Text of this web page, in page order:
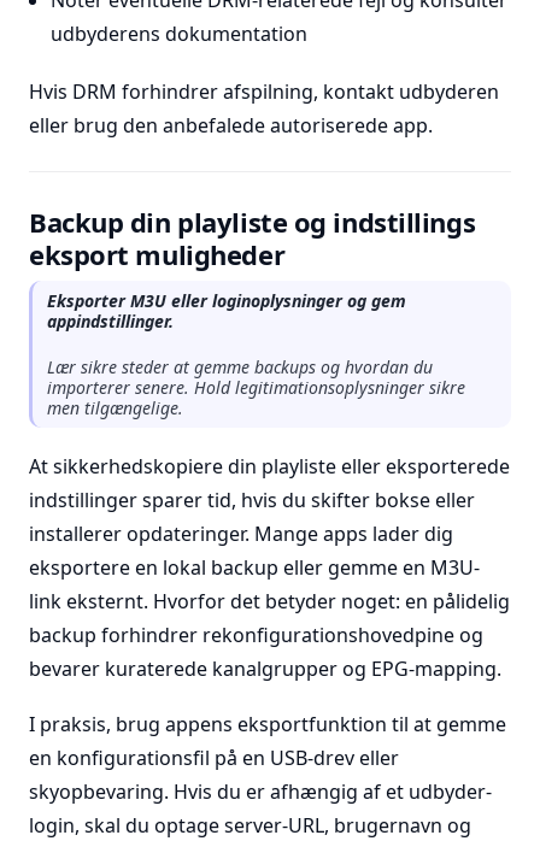
udbyderens dokumentation
Hvis DRM forhindrer afspilning, kontakt udbyderen
eller brug den anbefalede autoriserede app.
Backup din playliste og indstillings
eksport muligheder
Eksporter M3U eller loginoplysninger og gem
appindstillinger.
Lær sikre steder at gemme backups og hvordan du
importerer senere. Hold legitimationsoplysninger sikre
men tilgængelige.
At sikkerhedskopiere din playliste eller eksporterede
indstillinger sparer tid, hvis du skifter bokse eller
installerer opdateringer. Mange apps lader dig
eksportere en lokal backup eller gemme en M3U-
link eksternt. Hvorfor det betyder noget: en pålidelig
backup forhindrer rekonfigurationshovedpine og
bevarer kuraterede kanalgrupper og EPG-mapping.
I praksis, brug appens eksportfunktion til at gemme
en konfigurationsfil på en USB-drev eller
skyopbevaring. Hvis du er afhængig af et udbyder-
login, skal du optage server-URL, brugernavn og